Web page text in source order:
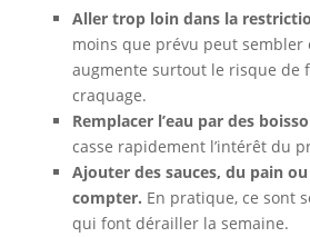
Aller trop loin dans la
moins que prévu peut sembler
augmente surtout le risque de
craquage.
Remplacer l’eau par des
casse rapidement l’intérêt du
Ajouter des sauces, du pain
compter. En pratique, ce sont
qui font dérailler la semaine.